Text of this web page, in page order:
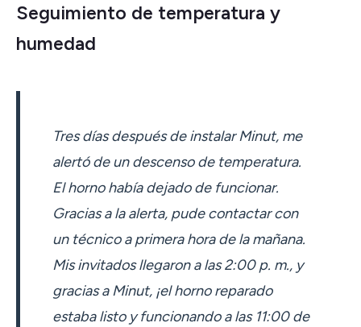
Seguimiento de temperatura y
humedad
Tres días después de instalar Minut, me
alertó de un descenso de temperatura.
El horno había dejado de funcionar.
Gracias a la alerta, pude contactar con
un técnico a primera hora de la mañana.
Mis invitados llegaron a las 2:00 p. m., y
gracias a Minut, ¡el horno reparado
estaba listo y funcionando a las 11:00 de